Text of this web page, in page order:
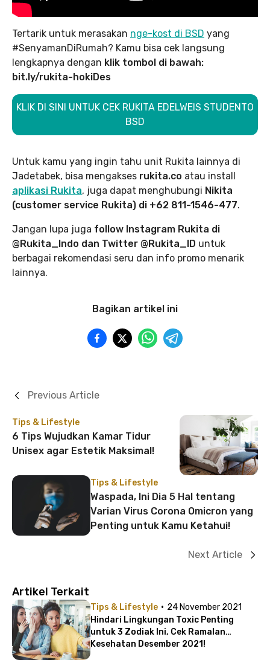
Tertarik untuk merasakan nge-kost di BSD yang
#SenyamanDiRumah? Kamu bisa cek langsung
lengkapnya dengan klik tombol di bawah:
bit.ly/rukita-hokiDes
KLIK DI SINI UNTUK CEK RUKITA EDELWEIS STUDENTO
BSD
Untuk kamu yang ingin tahu unit Rukita lainnya di
Jadetabek, bisa mengakses rukita.co atau install
aplikasi Rukita, juga dapat menghubungi Nikita
(customer service Rukita) di +62 811-1546-477.
Jangan lupa juga follow Instagram Rukita di
@Rukita_Indo dan Twitter @Rukita_ID untuk
berbagai rekomendasi seru dan info promo menarik
lainnya.
Bagikan artikel ini
Tips & Lifestyle
6 Tips Wujudkan Kamar Tidur
Unisex agar Estetik Maksimal!
Previous Article
Tips & Lifestyle
Waspada, Ini Dia 5 Hal tentang
Varian Virus Corona Omicron yang
Penting untuk Kamu Ketahui!
Next Article
Artikel Terkait
Tips & Lifestyle · 24 November 2021
Hindari Lingkungan Toxic Penting
untuk 3 Zodiak Ini, Cek Ramalan
Kesehatan Desember 2021!